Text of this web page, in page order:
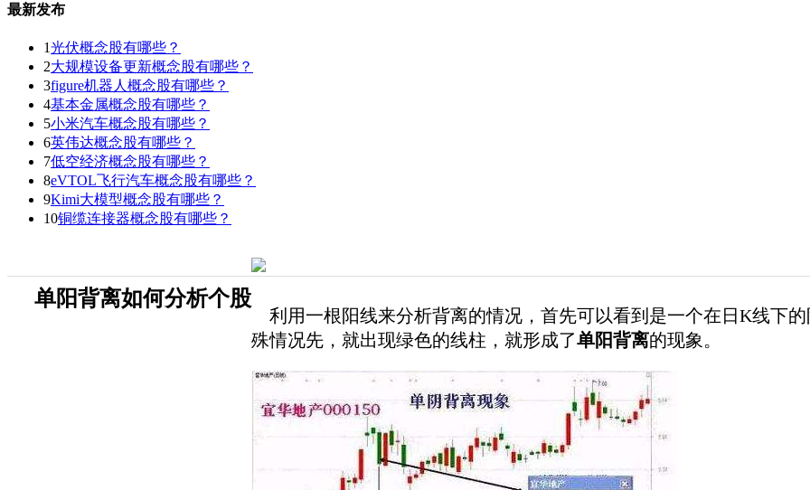
最新发布
1光伏概念股有哪些？
2大规模设备更新概念股有哪些？
3figure机器人概念股有哪些？
4基本金属概念股有哪些？
5小米汽车概念股有哪些？
6英伟达概念股有哪些？
7低空经济概念股有哪些？
8eVTOL飞行汽车概念股有哪些？
9Kimi大模型概念股有哪些？
10铜缆连接器概念股有哪些？
单阳背离如何分析个股
利用一根阳线来分析背离的情况，首先可以看到是一个在日K线下
殊情况先，就出现绿色的线柱，就形成了单阳背离的现象。